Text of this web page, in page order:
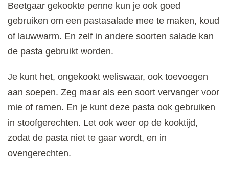
Beetgaar gekookte penne kun je ook goed
gebruiken om een pastasalade mee te maken, koud
of lauwwarm. En zelf in andere soorten salade kan
de pasta gebruikt worden.
Je kunt het, ongekookt weliswaar, ook toevoegen
aan soepen. Zeg maar als een soort vervanger voor
mie of ramen. En je kunt deze pasta ook gebruiken
in stoofgerechten. Let ook weer op de kooktijd,
zodat de pasta niet te gaar wordt, en in
ovengerechten.